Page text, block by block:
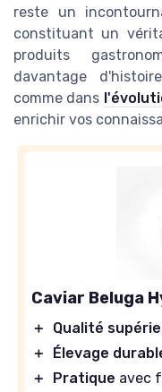
reste un
constituant un
produits
davantage
comme dans
enrichir vos
Caviar Beluga
＋ Qualité
＋
Élevage
＋
Pratique avec